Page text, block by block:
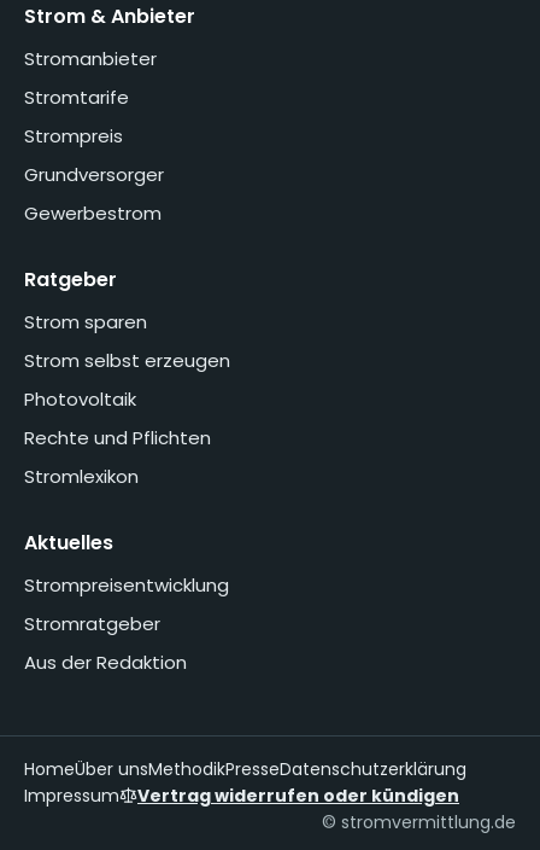
Strom & Anbieter
Stromanbieter
Stromtarife
Strompreis
Grundversorger
Gewerbestrom
Ratgeber
Strom sparen
Strom selbst erzeugen
Photovoltaik
Rechte und Pflichten
Stromlexikon
Aktuelles
Strompreisentwicklung
Stromratgeber
Aus der Redaktion
HomeÜber unsMethodikPresseDatenschutzerklärung
Impressum
Vertrag widerrufen oder kündigen
© stromvermittlung.de